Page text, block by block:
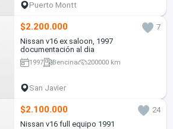
Puerto Montt
$2.200.000
7
Nissan v16 ex saloon, 1997
documentación al dia
1997 Bencina 200000 km
San Javier
$2.100.000
24
Nissan v16 full equipo 1991